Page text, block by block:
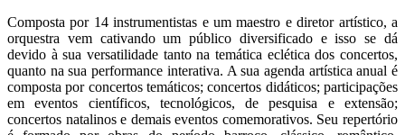
Composta por 14 instrumentistas e um maestro e diretor artístico, a
orquestra vem cativando um público diversificado e isso se dá
devido à sua versatilidade tanto na temática eclética dos concertos,
quanto na sua performance interativa. A sua agenda artística anual é
composta por concertos temáticos; concertos didáticos; participações
em eventos científicos, tecnológicos, de pesquisa e extensão;
concertos natalinos e demais eventos comemorativos. Seu repertório